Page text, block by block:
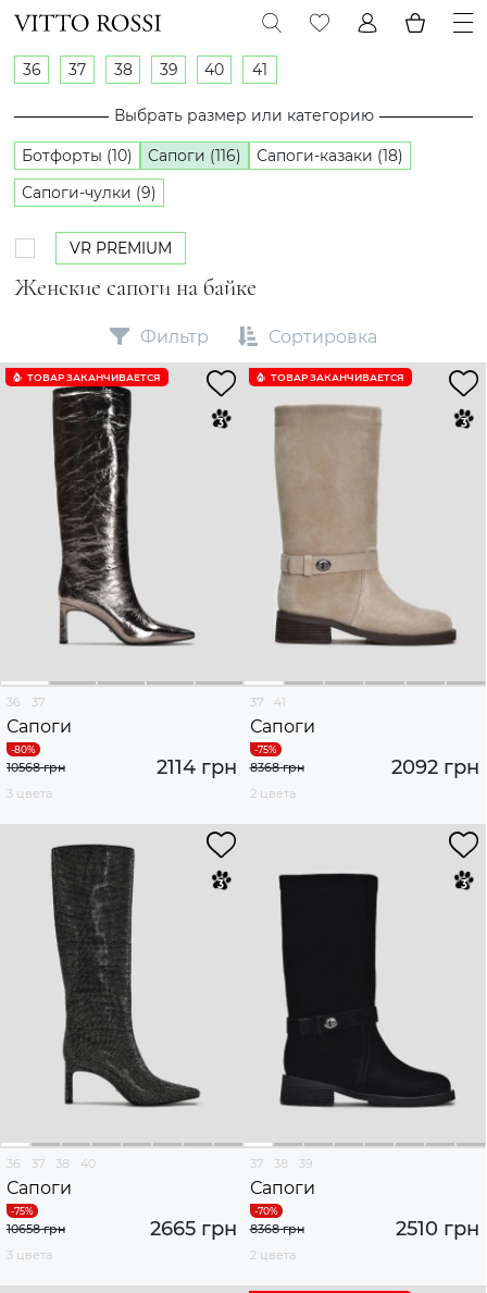
Женские сапоги на байке
36 37 38 39 40 41
Выбрать размер или категорию
Ботфорты (10) Сапоги (116)
Сапоги-казаки (18)
Сапоги-чулки (9)
VR PREMIUM
Фильтр Сортировка
ТОВАР ЗАКАНЧИВАЕТСЯ
36 37
Сапоги
2114 грн
10568 грн
3 цвета
ТОВАР ЗАКАНЧИВАЕТСЯ
37 41
Сапоги
2092 грн
8368 грн
2 цвета
36 37 38 40
Сапоги
2665 грн
10658 грн
3 цвета
37 38 39
Сапоги
2510 грн
8368 грн
2 цвета